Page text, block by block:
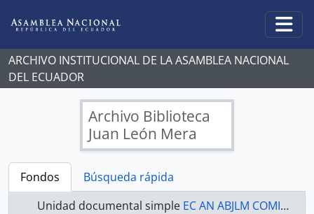
ARCHIVO INSTITUCIONAL DE LA ASAMBLEA NACIONAL
DEL ECUADOR
Archivo Biblioteca
Juan León Mera
Fondos
Búsqueda rápida
Unidad documental simple EC AN ABJLM COMISIONES LEGISLATIVAS 2009-2011 - ACTAS COMISIÓN DE LOS DERECHOS DE LOS TRABAJADORES Y LA SEGURIDAD SOCIAL